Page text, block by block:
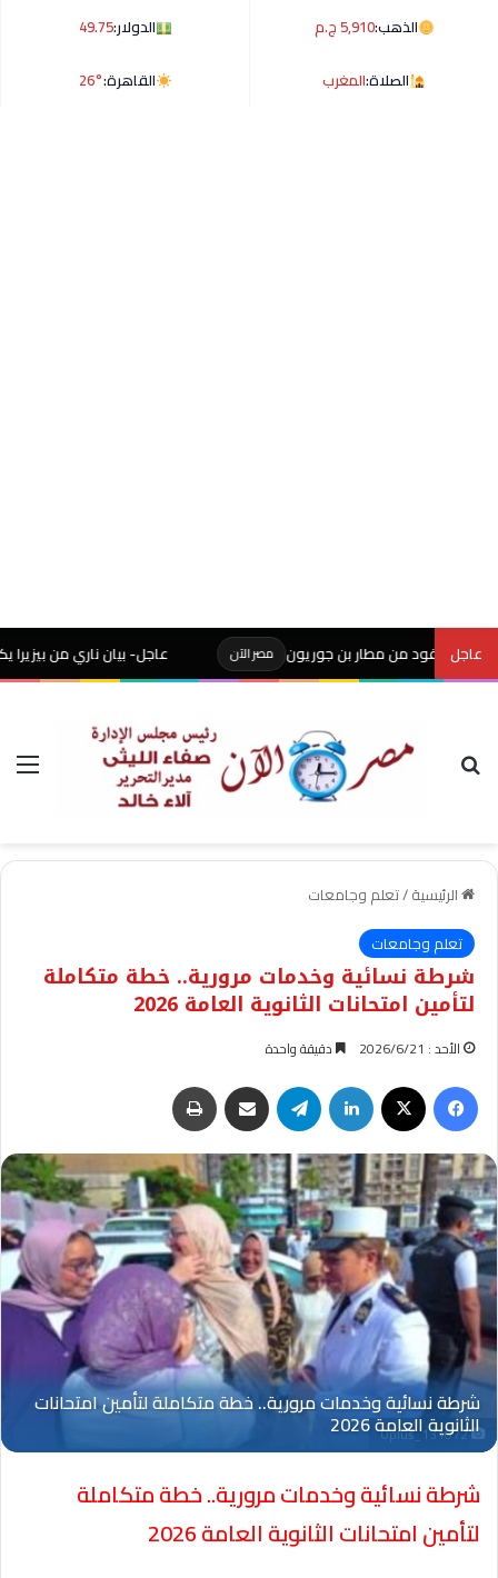
الذهب:5,910 ج.م الدولار:49.75
الصلاة:المغرب القاهرة:26°
عاجل من مطار بن جوريون مصر الآن عاجل- بيان ناري من بيزيرا
بحث عن
الرئيسية/تعلم وجامعات
تعلم وجامعات
شرطة نسائية وخدمات مرورية.. خطة متكاملة
لتأمين امتحانات الثانوية العامة 2026
الأحد : 2026/6/21 دقيقة واحدة
فيسبوك لينكدإن تيلقرام مشاركة عبر البريد
Oplus_131072
شرطة نسائية وخدمات مرورية.. خطة متكاملة
لتأمين امتحانات الثانوية العامة 2026